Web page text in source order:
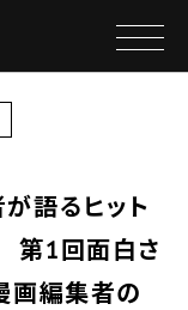
語るヒット
1回面白さ
画編集者の